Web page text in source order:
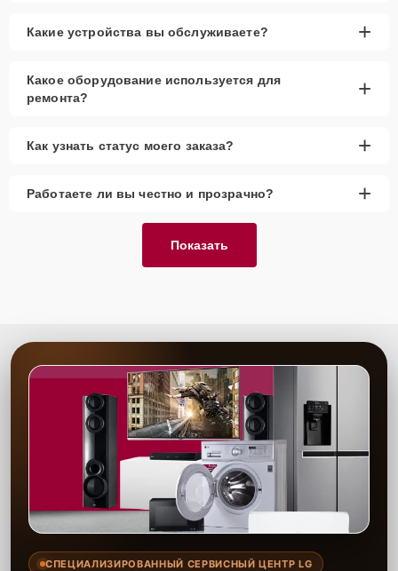
Какие устройства вы обслуживаете? +
Какое оборудование используется для
ремонта?
+
Как узнать статус моего заказа? +
Работаете ли вы честно и прозрачно? +
Показать
СПЕЦИАЛИЗИРОВАННЫЙ СЕРВИСНЫЙ ЦЕНТР LG